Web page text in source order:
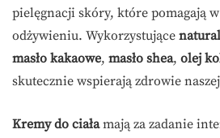
pielęgnacji skóry, które pomagają
odżywieniu. Wykorzystujące
masło kakaowe, masło shea, olej
skutecznie wspierają zdrowie
Kremy do ciałamają za zadanie